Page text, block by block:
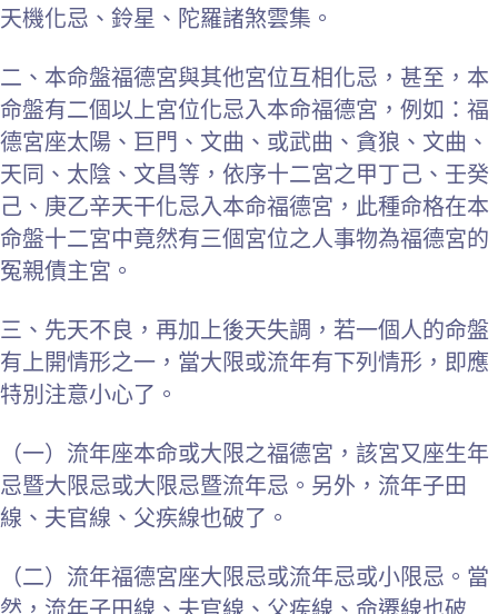
天機化忌、鈴星、陀羅諸煞雲集。
二、本命盤福德宮與其他宮位互相化忌，甚至，本
命盤有二個以上宮位化忌入本命福德宮，例如：福
德宮座太陽、巨門、文曲、或武曲、貪狼、文曲、
天同、太陰、文昌等，依序十二宮之甲丁己、壬癸
己、庚乙辛天干化忌入本命福德宮，此種命格在本
命盤十二宮中竟然有三個宮位之人事物為福德宮的
冤親債主宮。
三、先天不良，再加上後天失調，若一個人的命盤
有上開情形之一，當大限或流年有下列情形，即應
特別注意小心了。
（一）流年座本命或大限之福德宮，該宮又座生年
忌暨大限忌或大限忌暨流年忌。另外，流年子田
線、夫官線、父疾線也破了。
（二）流年福德宮座大限忌或流年忌或小限忌。當